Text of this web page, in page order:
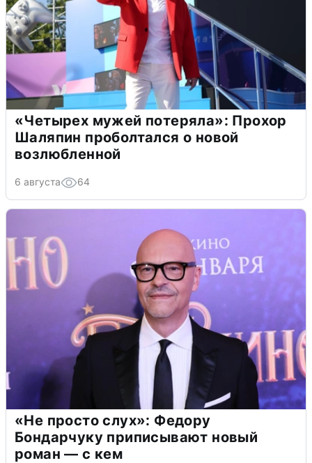
«Четырех мужей потеряла»: Прохор
Шаляпин проболтался о новой
возлюбленной
6 августа 64
«Не просто слух»: Федору
Бондарчуку приписывают новый
роман — с кем